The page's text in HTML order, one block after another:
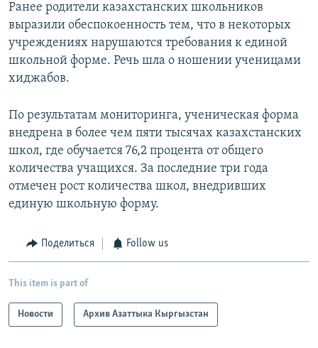
Ранее родители казахстанских школьников
выразили обеспокоенность тем, что в некоторых
учреждениях нарушаются требования к единой
школьной форме. Речь шла о ношении ученицами
хиджабов.
По результатам мониторинга, ученическая форма
внедрена в более чем пяти тысячах казахстанских
школ, где обучается 76,2 процента от общего
количества учащихся. За последние три года
отмечен рост количества школ, внедривших
единую школьную форму.
Поделиться Follow us
This item is part of
Новости Архив Азаттыка Кыргызстан